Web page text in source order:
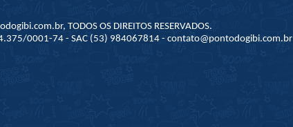
TODOS OS DIREITOS RESERVADOS.
0001-74 - SAC (53) 984067814 - contato@pontodogibi.com.br